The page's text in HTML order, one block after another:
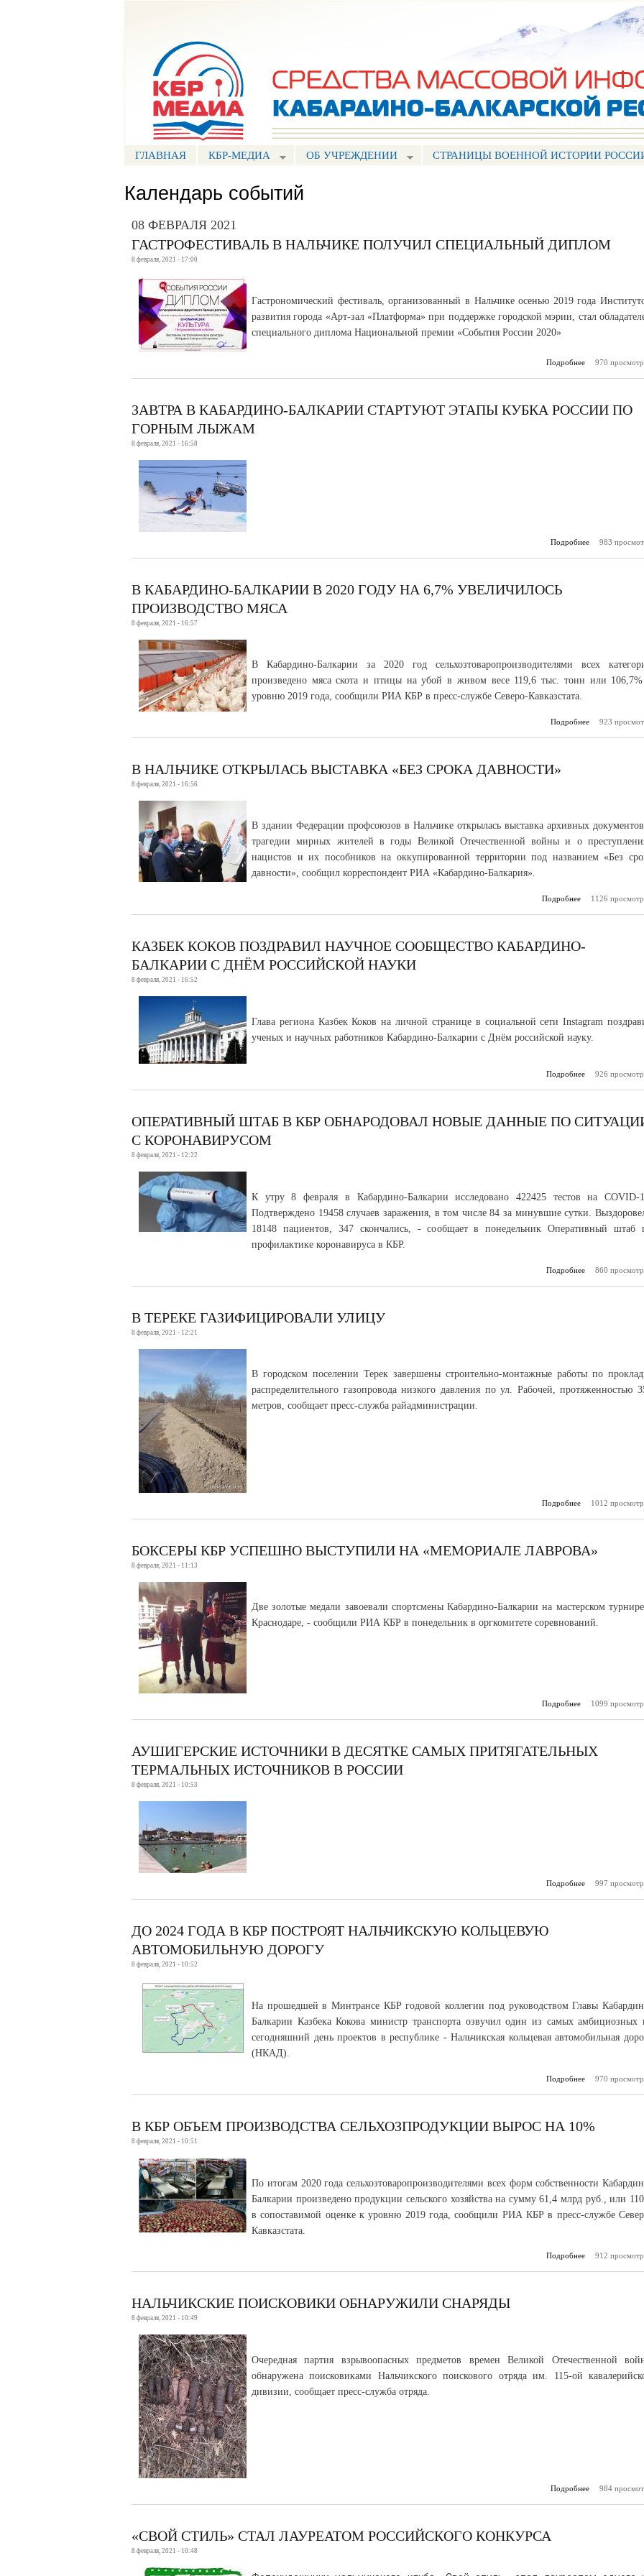
ГЛАВНАЯ КБР-МЕДИА ОБ УЧРЕЖДЕНИИ СТРАНИЦЫ ВОЕННОЙ ИСТОРИИ
Календарь событий
08 ФЕВРАЛЯ 2021
ГАСТРОФЕСТИВАЛЬ В НАЛЬЧИКЕ ПОЛУЧИЛ СПЕЦИАЛЬНЫЙ ДИПЛОМ
8 февраля, 2021 - 17:00
Гастрономический фестиваль, организованный в Нальчике осенью 2019 года
развития города «Арт-зал «Платформа» при поддержке городской мэрии, стал
специального диплома Национальной премии «События России 2020»
Подробнее
о
970
ЗАВТРА В КАБАРДИНО-БАЛКАРИИ СТАРТУЮТ ЭТАПЫ КУБКА РОССИИ ПО
ГОРНЫМ ЛЫЖАМ
8 февраля, 2021 - 16:58
Подробнее
о Завтра в
983
В КАБАРДИНО-БАЛКАРИИ В 2020 ГОДУ НА 6,7% УВЕЛИЧИЛОСЬ
ПРОИЗВОДСТВО МЯСА
8 февраля, 2021 - 16:57
В Кабардино-Балкарии за 2020 год сельхозтоваропроизводителями всех
произведено мяса скота и птицы на убой в живом весе 119,6 тыс. тонн или
уровню 2019 года, сообщили РИА КБР в пресс-службе Северо-Кавказстата.⠀
Подробнее
о В
923
В НАЛЬЧИКЕ ОТКРЫЛАСЬ ВЫСТАВКА «БЕЗ СРОКА ДАВНОСТИ»
8 февраля, 2021 - 16:56
В здании Федерации профсоюзов в Нальчике открылась выставка архивных
трагедии мирных жителей в годы Великой Отечественной войны и о
нацистов и их пособников на оккупированной территории под названием «Без
давности», сообщил корреспондент РИА «Кабардино-Балкария».
Подробнее
о В Нальчике
1126
КАЗБЕК КОКОВ ПОЗДРАВИЛ НАУЧНОЕ СООБЩЕСТВО КАБАРДИНО-
БАЛКАРИИ С ДНЁМ РОССИЙСКОЙ НАУКИ
8 февраля, 2021 - 16:52
Глава региона Казбек Коков на личной странице в социальной сети Instagram
ученых и научных работников Кабардино-Балкарии с Днём российской науку.
Подробнее
о
926
ОПЕРАТИВНЫЙ ШТАБ В КБР ОБНАРОДОВАЛ НОВЫЕ ДАННЫЕ ПО
С КОРОНАВИРУСОМ
8 февраля, 2021 - 12:22
К утру 8 февраля в Кабардино-Балкарии исследовано 422425 тестов на COVID-
Подтверждено 19458 случаев заражения, в том числе 84 за минувшие сутки.
18148 пациентов, 347 скончались, - сообщает в понедельник Оперативный штаб
профилактике коронавируса в КБР.
Подробнее
о
860
В ТЕРЕКЕ ГАЗИФИЦИРОВАЛИ УЛИЦУ
8 февраля, 2021 - 12:21
В городском поселении Терек завершены строительно-монтажные работы по
распределительного газопровода низкого давления по ул. Рабочей, протяженностью
метров, сообщает пресс-служба райадминистрации.
Подробнее
о В
1012
БОКСЕРЫ КБР УСПЕШНО ВЫСТУПИЛИ НА «МЕМОРИАЛЕ ЛАВРОВА»
8 февраля, 2021 - 11:13
Две золотые медали завоевали спортсмены Кабардино-Балкарии на мастерском
Краснодаре, - сообщили РИА КБР в понедельник в оргкомитете соревнований.
Подробнее
о Боксеры КБР
1099
АУШИГЕРСКИЕ ИСТОЧНИКИ В ДЕСЯТКЕ САМЫХ ПРИТЯГАТЕЛЬНЫХ
ТЕРМАЛЬНЫХ ИСТОЧНИКОВ В РОССИИ
8 февраля, 2021 - 10:53
Подробнее
о
997
ДО 2024 ГОДА В КБР ПОСТРОЯТ НАЛЬЧИКСКУЮ КОЛЬЦЕВУЮ
АВТОМОБИЛЬНУЮ ДОРОГУ
8 февраля, 2021 - 10:52
На прошедшей в Минтрансе КБР годовой коллегии под руководством Главы
Балкарии Казбека Кокова министр транспорта озвучил один из самых амбициозных
сегодняшний день проектов в республике - Нальчикская кольцевая автомобильная
(НКАД).
Подробнее
о До 2024
970
В КБР ОБЪЕМ ПРОИЗВОДСТВА СЕЛЬХОЗПРОДУКЦИИ ВЫРОС НА 10%
8 февраля, 2021 - 10:51
По итогам 2020 года сельхозтоваропроизводителями всех форм собственности
Балкарии произведено продукции сельского хозяйства на сумму 61,4 млрд руб., или
в сопоставимой оценке к уровню 2019 года, сообщили РИА КБР в пресс-службе
Кавказстата.
Подробнее
о В
912
НАЛЬЧИКСКИЕ ПОИСКОВИКИ ОБНАРУЖИЛИ СНАРЯДЫ
8 февраля, 2021 - 10:49
Очередная партия взрывоопасных предметов времен Великой Отечественной
обнаружена поисковиками Нальчикского поискового отряда им. 115-ой
дивизии, сообщает пресс-служба отряда.
Подробнее
о
984
«СВОЙ СТИЛЬ» СТАЛ ЛАУРЕАТОМ РОССИЙСКОГО КОНКУРСА
8 февраля, 2021 - 10:48